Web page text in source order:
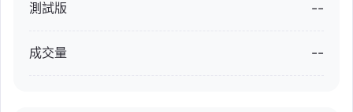
測試版 --
成交量 --